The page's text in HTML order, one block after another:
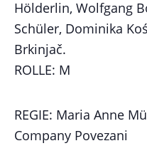
Hölderlin, Wolfgang
Schüler, Dominika
Brkinjač.
ROLLE: M
REGIE: Maria Anne
Company Povezani